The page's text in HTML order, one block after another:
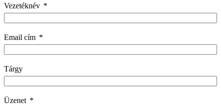
Vezetéknév
Email cím
Tárgy
Üzenet